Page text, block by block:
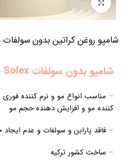
برای بزرگنمایی کلیک کنید
شامپو روغن کراتین بدون
شامپو بدون سولفات Solex حاوی کراتین
– مناسب انواع مو و نرم کننده
کننده مو و افزایش دهنده حجم مو
– فاقد پارابن و سولفات و عدم
– ساخت کشور ترکیه